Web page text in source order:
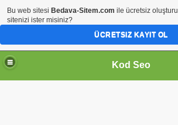
Kod Seo
Bu web sitesi Bedava-Sitem.com ile ücretsiz
sitenizi ister misiniz?
ÜCRETSIZ KAYIT OL